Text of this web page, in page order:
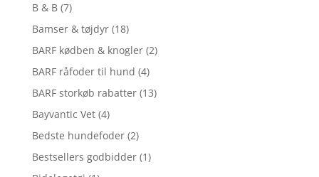
B & B (7)
Bamser & tøjdyr (18)
BARF kødben & knogler (2)
BARF råfoder til hund (4)
BARF storkøb rabatter (13)
Bayvantic Vet (4)
Bedste hundefoder (2)
Bestsellers godbidder (1)